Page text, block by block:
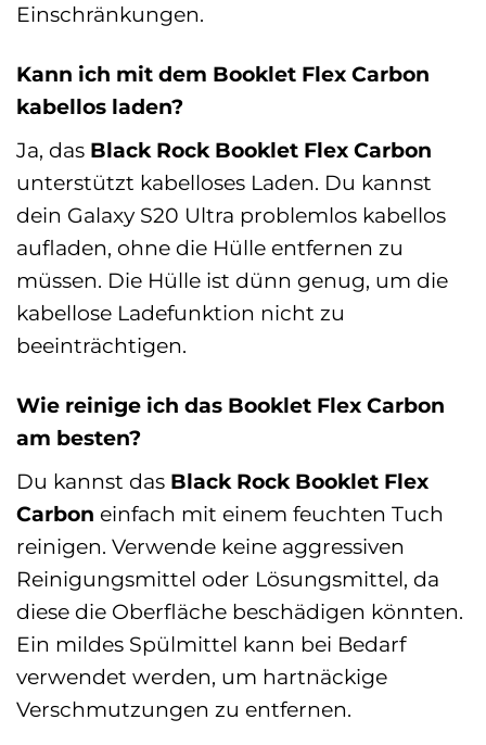
Einschränkungen.
Kann ich mit dem Booklet Flex Carbon
kabellos laden?
Ja, das Black Rock Booklet Flex Carbon
unterstützt kabelloses Laden. Du kannst
dein Galaxy S20 Ultra problemlos kabellos
aufladen, ohne die Hülle entfernen zu
müssen. Die Hülle ist dünn genug, um die
kabellose Ladefunktion nicht zu
beeinträchtigen.
Wie reinige ich das Booklet Flex Carbon
am besten?
Du kannst das Black Rock Booklet Flex
Carbon einfach mit einem feuchten Tuch
reinigen. Verwende keine aggressiven
Reinigungsmittel oder Lösungsmittel, da
diese die Oberfläche beschädigen könnten.
Ein mildes Spülmittel kann bei Bedarf
verwendet werden, um hartnäckige
Verschmutzungen zu entfernen.